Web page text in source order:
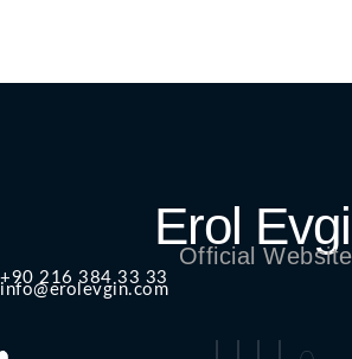
Erol
Official Website
+90 216 384 33 33
info@erolevgin.com